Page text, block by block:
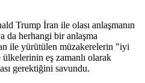
Trump İran ile olası anlaşmanın
da herhangi bir anlaşma
ile yürütülen müzakerelerin "iyi
eş zamanlı olarak
gerektiğini savundu.